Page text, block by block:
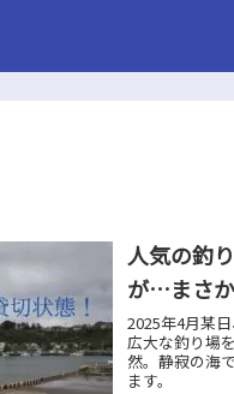
人気の釣
が…まさ
2025年4月某
広大な釣り場
然。静寂の海
ます。